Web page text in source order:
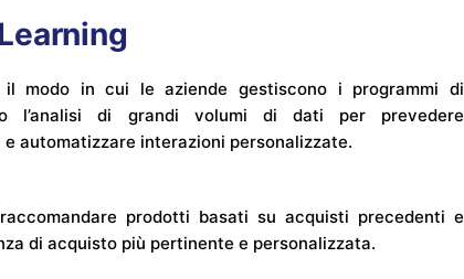
modo in cui le aziende gestiscono i programmi di
l’analisi di grandi volumi di dati per prevedere
automatizzare interazioni personalizzate.
prodotti basati su acquisti precedenti e
di acquisto più pertinente e personalizzata.